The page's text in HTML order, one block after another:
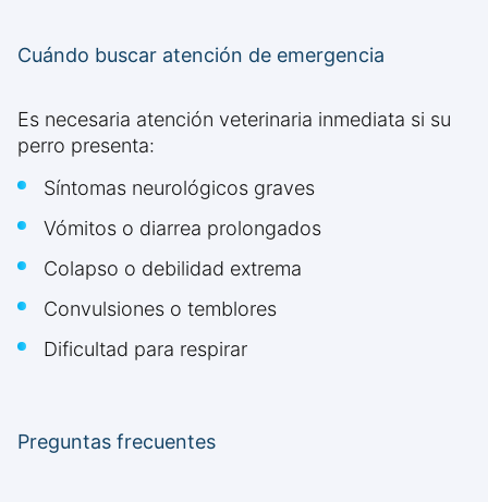
Cuándo buscar atención de emergencia
Es necesaria atención veterinaria inmediata si su
perro presenta:
Síntomas neurológicos graves
Vómitos o diarrea prolongados
Colapso o debilidad extrema
Convulsiones o temblores
Dificultad para respirar
Preguntas frecuentes